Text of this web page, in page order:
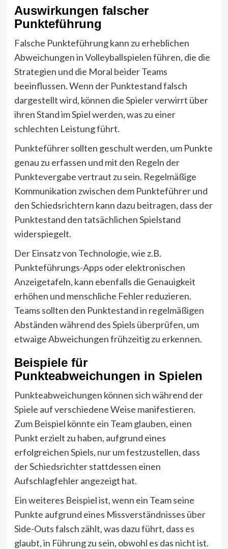
Auswirkungen falscher
Punkteführung
Falsche Punkteführung kann zu erheblichen
Abweichungen in Volleyballspielen führen, die die
Strategien und die Moral beider Teams
beeinflussen. Wenn der Punktestand falsch
dargestellt wird, können die Spieler verwirrt über
ihren Stand im Spiel werden, was zu einer
schlechten Leistung führt.
Punkteführer sollten geschult werden, um Punkte
genau zu erfassen und mit den Regeln der
Punktevergabe vertraut zu sein. Regelmäßige
Kommunikation zwischen dem Punkteführer und
den Schiedsrichtern kann dazu beitragen, dass der
Punktestand den tatsächlichen Spielstand
widerspiegelt.
Der Einsatz von Technologie, wie z.B.
Punkteführungs-Apps oder elektronischen
Anzeigetafeln, kann ebenfalls die Genauigkeit
erhöhen und menschliche Fehler reduzieren.
Teams sollten den Punktestand in regelmäßigen
Abständen während des Spiels überprüfen, um
etwaige Abweichungen frühzeitig zu erkennen.
Beispiele für
Punkteabweichungen in Spielen
Punkteabweichungen können sich während der
Spiele auf verschiedene Weise manifestieren.
Zum Beispiel könnte ein Team glauben, einen
Punkt erzielt zu haben, aufgrund eines
erfolgreichen Spiels, nur um festzustellen, dass
der Schiedsrichter stattdessen einen
Aufschlagfehler angezeigt hat.
Ein weiteres Beispiel ist, wenn ein Team seine
Punkte aufgrund eines Missverständnisses über
Side-Outs falsch zählt, was dazu führt, dass es
glaubt, in Führung zu sein, obwohl es das nicht ist.